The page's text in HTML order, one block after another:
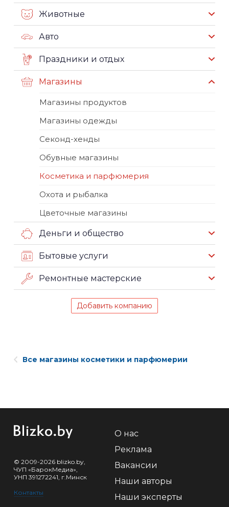
Животные
Авто
Праздники и отдых
Магазины
Магазины продуктов
Магазины одежды
Секонд-хенды
Обувные магазины
Косметика и парфюмерия
Охота и рыбалка
Цветочные магазины
Деньги и общество
Бытовые услуги
Ремонтные мастерские
Добавить компанию
Все магазины косметики и парфюмерии
© 2009-2026 blizko.by,
ЧУП «БарокМедиа»,
УНП 391272241, г.Минск
Контакты
О нас
Реклама
Вакансии
Наши авторы
Наши эксперты